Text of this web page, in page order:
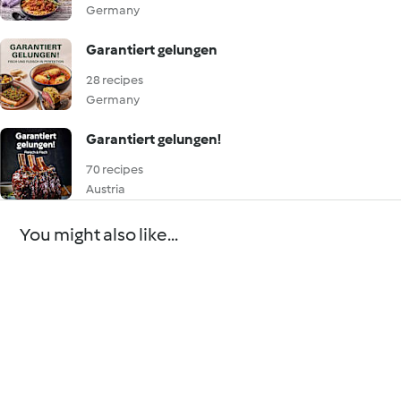
Germany
Garantiert gelungen
28 recipes
Germany
Garantiert gelungen!
70 recipes
Austria
You might also like...